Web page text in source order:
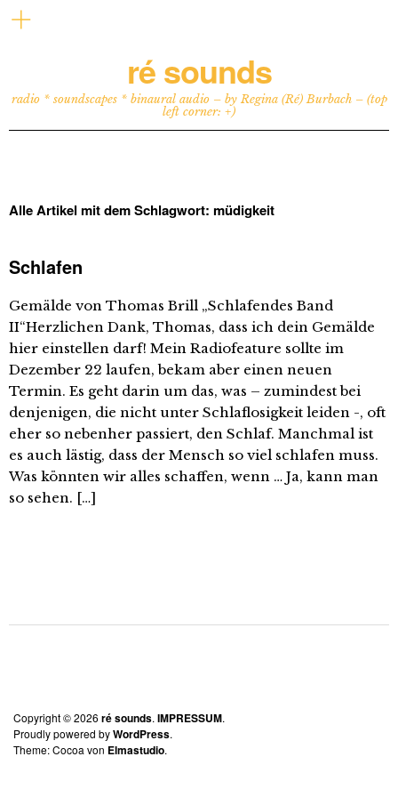
ré sounds
radio * soundscapes * binaural audio – by Regina (Ré) Burbach – (top
left corner: +)
Alle Artikel mit dem Schlagwort: müdigkeit
Schlafen
Gemälde von Thomas Brill „Schlafendes Band
II“Herzlichen Dank, Thomas, dass ich dein Gemälde
hier einstellen darf! Mein Radiofeature sollte im
Dezember 22 laufen, bekam aber einen neuen
Termin. Es geht darin um das, was – zumindest bei
denjenigen, die nicht unter Schlaflosigkeit leiden -, oft
eher so nebenher passiert, den Schlaf. Manchmal ist
es auch lästig, dass der Mensch so viel schlafen muss.
Was könnten wir alles schaffen, wenn … Ja, kann man
so sehen. […]
Copyright © 2026 ré sounds IMPRESSUM
Proudly powered byWordPress
Theme: Cocoa von Elmastudio